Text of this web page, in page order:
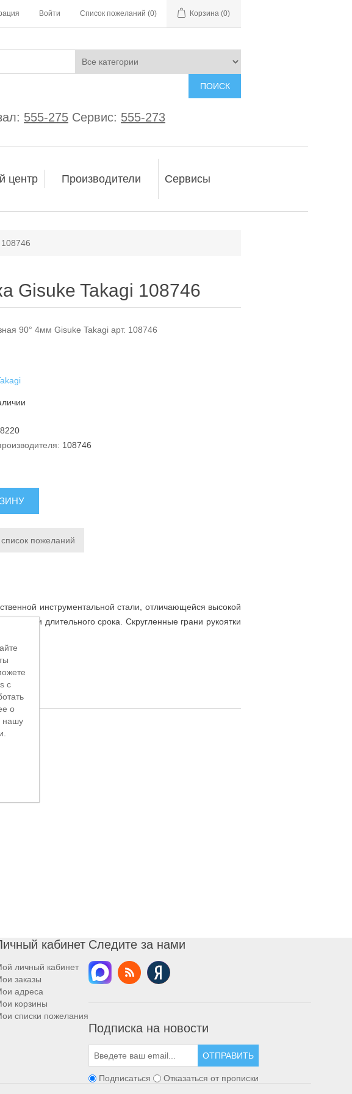
Войти Список пожеланий (0) Корзина (0)
ПОИСК
555-275 Сервис: 555-273
центр Производители Сервисы
Gisuke Takagi 108746
90° 4мм Gisuke Takagi арт. 108746
108746
пожеланий
инструментальной стали, отличающейся высокой
длительного срока. Скругленные грани рукоятки
кабинет
личный кабинет
заказы
адреса
корзины
списки пожелания
Следите за нами
Подписка на новости
ОТПРАВИТЬ
Подписаться Отказаться от прописки
с
о
нашу